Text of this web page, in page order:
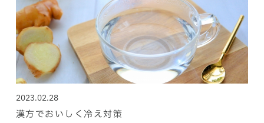
2023.02.28
漢方でおいしく冷え対策